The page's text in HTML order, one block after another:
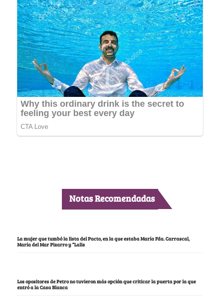
Notas Recomendadas
La mujer que tumbó la lista del Pacto, en la que estaba María Fda. Carrascal,
María del Mar Pizarro y “Lalis
Los opositores de Petro no tuvieron más opción que criticar la puerta por la que
entró a la Casa Blanca